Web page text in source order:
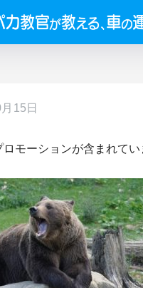
15日
モーションが含まれてい